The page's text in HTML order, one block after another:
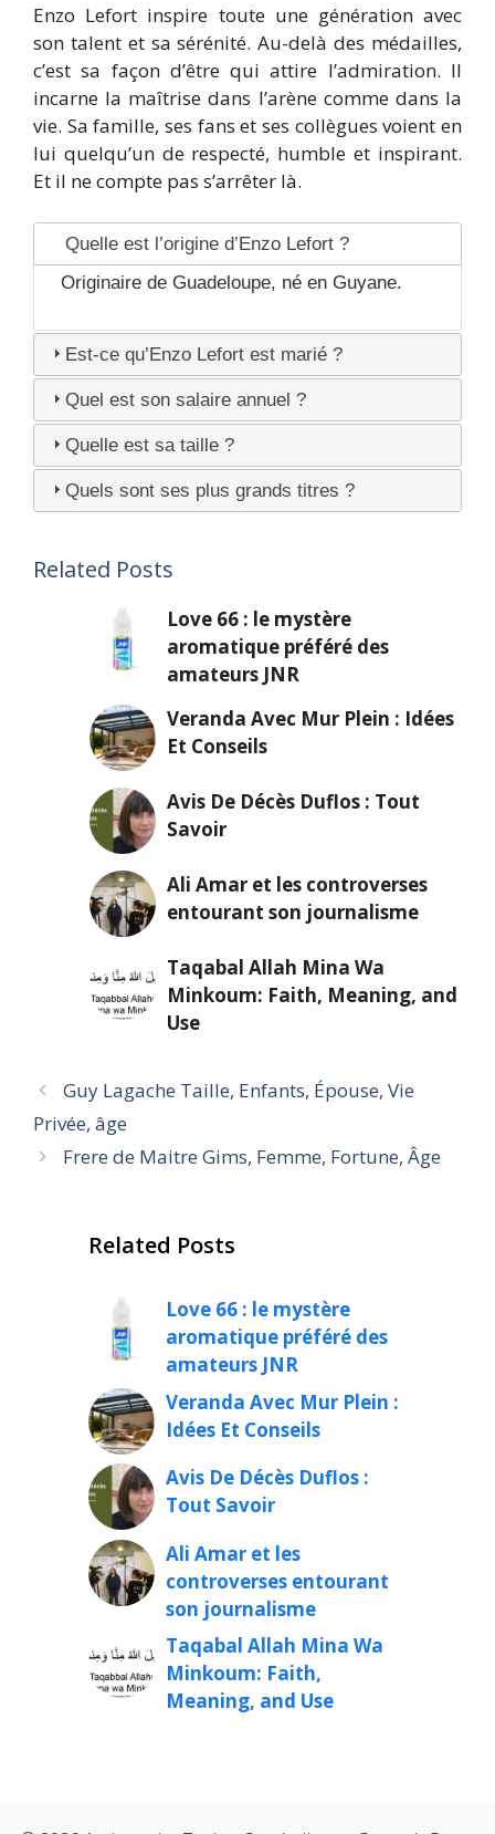
Enzo Lefort inspire toute une génération avec
son talent et sa sérénité. Au-delà des médailles,
c’est sa façon d’être qui attire l’admiration. Il
incarne la maîtrise dans l’arène comme dans la
vie. Sa famille, ses fans et ses collègues voient en
lui quelqu’un de respecté, humble et inspirant.
Et il ne compte pas s’arrêter là.
Quelle est l’origine d’Enzo Lefort ?
Originaire de Guadeloupe, né en Guyane.
Est-ce qu’Enzo Lefort est marié ?
Quel est son salaire annuel ?
Quelle est sa taille ?
Quels sont ses plus grands titres ?
Related Posts
Love 66 : le mystère
aromatique préféré des
amateurs JNR
Veranda Avec Mur Plein : Idées
Et Conseils
Avis De Décès Duflos : Tout
Savoir
Ali Amar et les controverses
entourant son journalisme
Taqabal Allah Mina Wa
Minkoum: Faith, Meaning, and
Use
Guy Lagache Taille, Enfants, Épouse, Vie
Privée, âge
Frere de Maitre Gims, Femme, Fortune, Âge
Related Posts
Love 66 : le mystère
aromatique préféré des
amateurs JNR
Veranda Avec Mur Plein :
Idées Et Conseils
Avis De Décès Duflos :
Tout Savoir
Ali Amar et les
controverses entourant
son journalisme
Taqabal Allah Mina Wa
Minkoum: Faith,
Meaning, and Use